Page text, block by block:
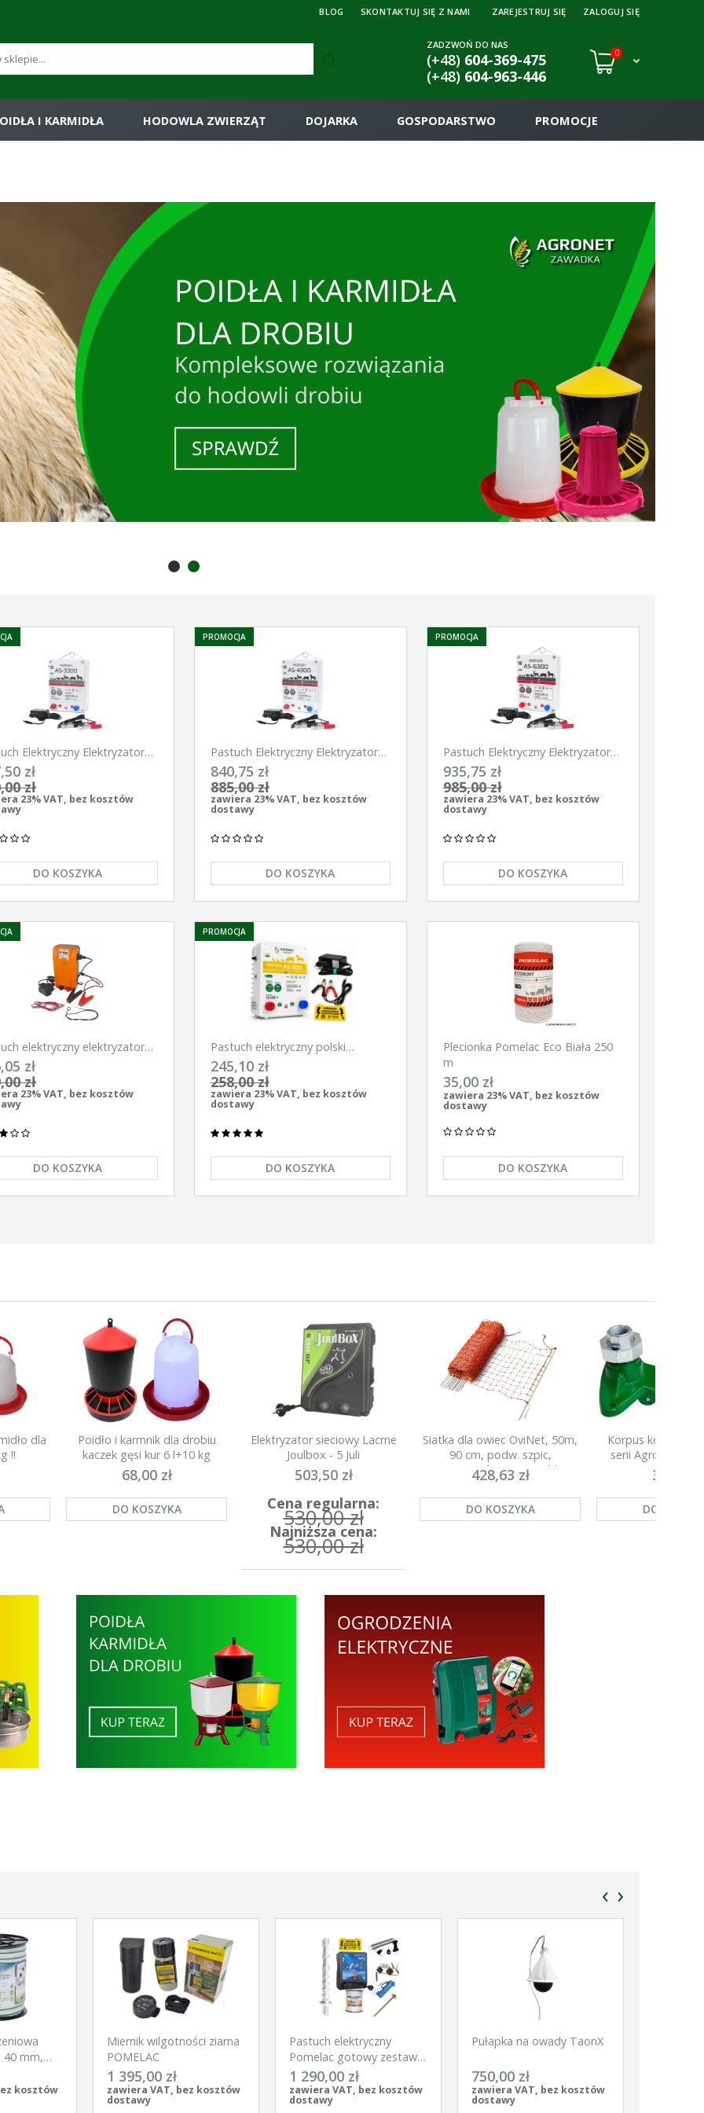
ZAREJESTRUJ SIĘ ZALOGUJ SIĘ
BLOG SKONTAKTUJ SIĘ Z NAMI
ZADZWOŃ DO NAS
(+48)604-369-475
(+48) 604-963-446
0
I KARMIDŁA HODOWLA ZWIERZĄT DOJARKA GOSPODARSTWO PROMOCJE
Elektryczny Elektryzator
Pomelac AS-3300 3,3
zł
zł
23% VAT, bez kosztów
DO KOSZYKA
Pastuch Elektryczny Elektryzator
uniwersalny Pomelac AS-4900
4,9Jula
840,75 zł
885,00 zł
zawiera 23% VAT, bez kosztów
dostawy
DO KOSZYKA
PROMOCJA
Pastuch Elektryczny Elektryzator
uniwersalny Pomelac AS-6300
6,3Jula
935,75 zł
985,00 zł
zawiera 23% VAT, bez kosztów
dostawy
DO KOSZYKA
PROMOCJA
elektryczny elektryzator
z zasilaczem
Unitra - U1000
zł
zł
23% VAT, bez kosztów
DO KOSZYKA
Pastuch elektryczny polski
elektryzator uniwersalny Agronet
AS-1100 12V/230
245,10 zł
258,00 zł
zawiera 23% VAT, bez kosztów
dostawy
DO KOSZYKA
PROMOCJA
Plecionka Pomelac Eco Biała 250
m
35,00 zł
zawiera 23% VAT, bez kosztów
dostawy
DO KOSZYKA
dla
!!
Poidło i karmnik dla drobiu
kaczek gęsi kur 6 l+10 kg
68,00 zł
DO KOSZYKA
Elektryzator sieciowy Lacme
Joulbox - 5 Juli
503,50 zł
Cena regularna:
530,00 zł
Najniższa cena:
530,00 zł
Siatka dla owiec OviNet, 50m,
90 cm, podw. szpic,
pomarańczowa, Kerbl
428,63 zł
DO KOSZYKA
Korpus kompletny
serii Agronet
35,00 zł
DO
40 mm,
kosztów
Miernik wilgotności ziarna
POMELAC
1 395,00 zł
zawiera VAT, bez kosztów
dostawy
Pastuch elektryczny
Pomelac gotowy zestaw
na silne dzikie zwierzęta
1 290,00 zł
zawiera VAT, bez kosztów
dostawy
Pułapka na owady TaonX
750,00 zł
zawiera VAT, bez kosztów
dostawy
‹ ›